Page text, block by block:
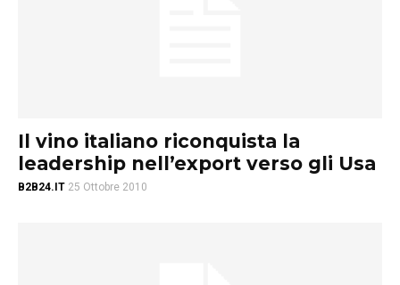
Il vino italiano riconquista la
leadership nell’export verso gli Usa
B2B24.IT 25 Ottobre 2010